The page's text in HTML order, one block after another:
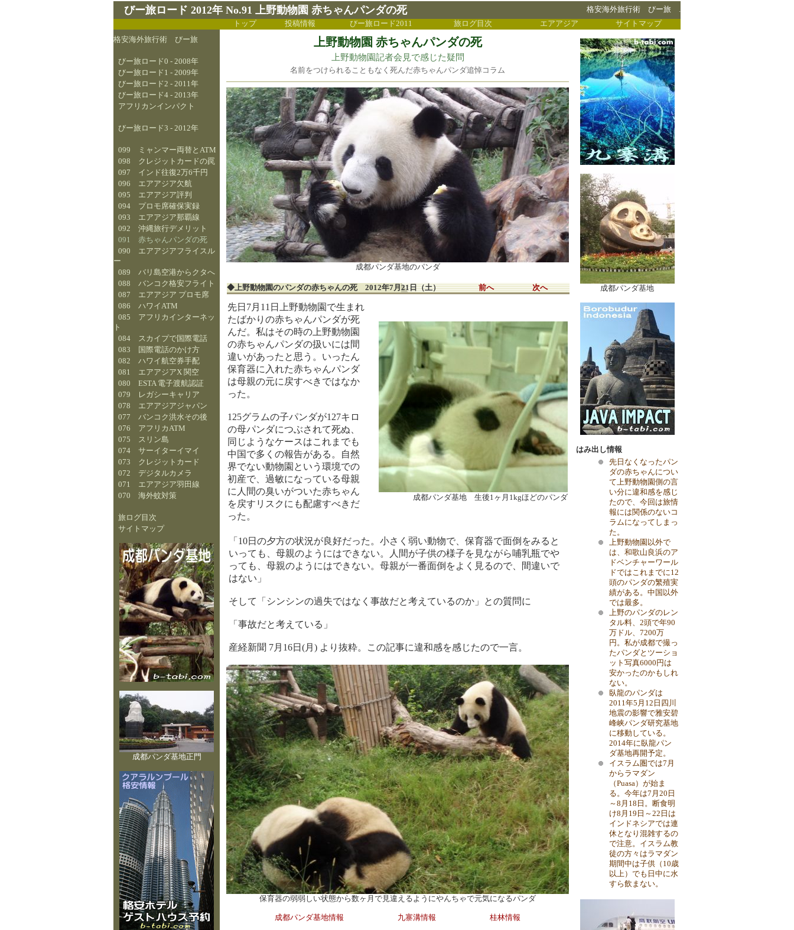
びー旅ロード 2012年 No.91 上野動物園 赤ちゃんパンダの死
格安海外旅行術 びー旅 .
トップ
投稿情報 びー旅ロード2011 旅ログ目次 エアアジア サイトマップ
格安海外旅行術 びー旅
びー旅ロード0 - 2008年
びー旅ロード1 - 2009年
びー旅ロード2 - 2011年
びー旅ロード4 - 2013年
アフリカンインパクト
びー旅ロード3 - 2012年
099 ミャンマー両替とATM
098 クレジットカードの罠
097 インド往復2万6千円
096 エアアジア欠航
095 エアアジア評判
094 プロモ席確保実録
093 エアアジア那覇線
092 沖縄旅行デメリット
091 赤ちゃんパンダの死
090 エアアジアフライスル
ー
089 バリ島空港からクタへ
088 バンコク格安フライト
087 エアアジア プロモ席
086 ハワイATM
085 アフリカインターネッ
ト
084 スカイプで国際電話
083 国際電話のかけ方
082 ハワイ航空券手配
081 エアアジアX 関空
080 ESTA 電子渡航認証
079 レガシーキャリア
078 エアアジアジャパン
077 バンコク洪水その後
076 アフリカATM
075 スリン島
074 サーイターイマイ
073 クレジットカード
072 デジタルカメラ
071 エアアジア羽田線
070 海外蚊対策
旅ログ目次
サイトマップ
成都パンダ基地正門
上野動物園 赤ちゃんパンダの死
上野動物園記者会見で感じた疑問
名前をつけられることもなく死んだ赤ちゃんパンダ追悼コラム
成都パンダ基地のパンダ
◆上野動物園のパンダの赤ちゃんの死 2012年7月21日（土）前へ 次へ
先日7月11日上野動物園で生まれ
たばかりの赤ちゃんパンダが死
んだ。私はその時の上野動物園
の赤ちゃんパンダの扱いには間
違いがあったと思う。いったん
保育器に入れた赤ちゃんパンダ
は母親の元に戻すべきではなか
った。
125グラムの子パンダが127キロ
の母パンダにつぶされて死ぬ、
同じようなケースはこれまでも
中国で多くの報告がある。自然
界でない動物園という環境での
初産で、過敏になっている母親
に人間の臭いがついた赤ちゃん
を戻すリスクにも配慮すべきだ
った。
成都パンダ基地 生後1ヶ月1kgほどのパンダ
「10日の夕方の状況が良好だった。小さく弱い動物で、保育器で面倒をみると
いっても、母親のようにはできない。人間が子供の様子を見ながら哺乳瓶でや
っても、母親のようにはできない。母親が一番面倒をよく見るので、間違いで
はない」
そして「シンシンの過失ではなく事故だと考えているのか」との質問に
「事故だと考えている」
産経新聞 7月16日(月) より抜粋。この記事に違和感を感じたので一言。
保育器の弱弱しい状態から数ヶ月で見違えるようにやんちゃで元気になるパンダ
成都パンダ基地情報 九寨溝情報 桂林情報
成都パンダ基地
はみ出し情報
先日なくなったパン
ダの赤ちゃんについ
て上野動物園側の言
い分に違和感を感じ
たので、今回は旅情
報には関係のないコ
ラムになってしまっ
た。
上野動物園以外で
は、和歌山良浜のア
ドベンチャーワール
ドではこれまでに12
頭のパンダの繁殖実
績がある。中国以外
では最多。
上野のパンダのレン
タル料、2頭で年90
万ドル、7200万
円。私が成都で撮っ
たパンダとツーショ
ット写真6000円は
安かったのかもしれ
ない。
臥龍のパンダは
2011年5月12日四川
地震の影響で雅安碧
峰峡パンダ研究基地
に移動している。
2014年に臥龍パン
ダ基地再開予定。
イスラム圏では7月
からラマダン
（Puasa）が始ま
る。今年は7月20日
～8月18日。断食明
け8月19日～22日は
インドネシアでは連
休となり混雑するの
で注意。イスラム教
徒の方々はラマダン
期間中は子供（10歳
以上）でも日中に水
すら飲まない。